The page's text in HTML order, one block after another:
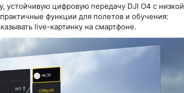
устойчивую цифровую передачу DJI O4 с низкой
функции для полетов и обучения:
live-картинку на смартфоне.